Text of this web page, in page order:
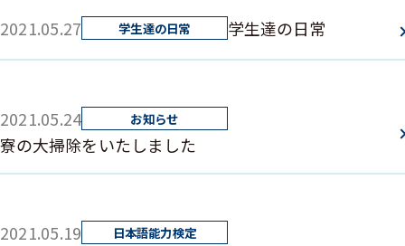
2021.05.27 学生達の日常
2021.05.24
寮の大掃除をいたしました
2021.05.19